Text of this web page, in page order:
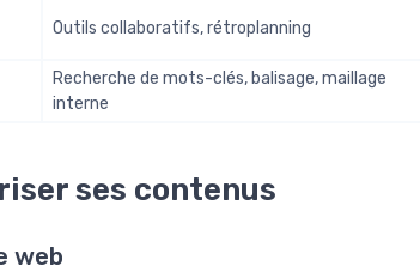
Outils collaboratifs, rétroplanning
Recherche de mots-clés, balisage, maillage
interne
ses contenus
web